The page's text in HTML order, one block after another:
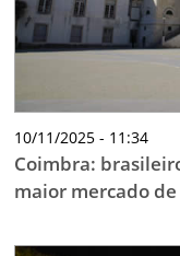
10/11/2025 - 11:34
Coimbra:
maior mercado